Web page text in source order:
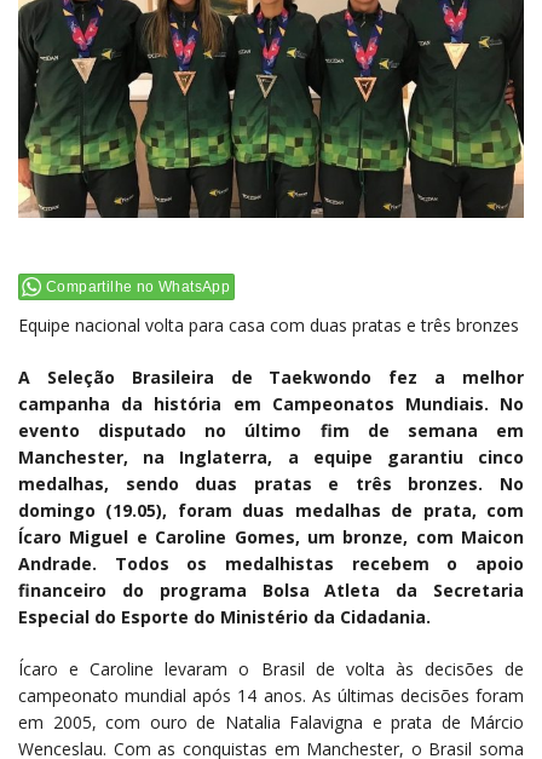
Compartilhe no WhatsApp
Equipe nacional volta para casa com duas pratas e três bronzes
A Seleção Brasileira de Taekwondo fez a melhor
campanha da história em Campeonatos Mundiais. No
evento disputado no último fim de semana em
Manchester, na Inglaterra, a equipe garantiu cinco
medalhas, sendo duas pratas e três bronzes. No
domingo (19.05), foram duas medalhas de prata, com
Ícaro Miguel e Caroline Gomes, um bronze, com Maicon
Andrade. Todos os medalhistas recebem o apoio
financeiro do programa Bolsa Atleta da Secretaria
Especial do Esporte do Ministério da Cidadania.
Ícaro e Caroline levaram o Brasil de volta às decisões de
campeonato mundial após 14 anos. As últimas decisões foram
em 2005, com ouro de Natalia Falavigna e prata de Márcio
Wenceslau. Com as conquistas em Manchester, o Brasil soma